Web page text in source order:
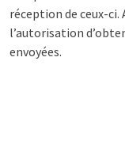
réception de ceux-ci.
l’autorisation
envoyées.